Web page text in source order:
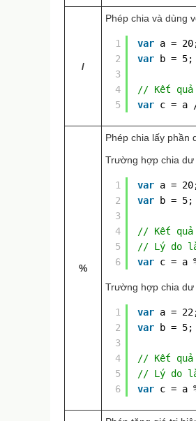
/
Phép chia và dùng
1
2
3
4
5
var a =
var
b = 5;
// Kết
var c = a
%
Phép chia lấy phần
Trường hợp chia dư
1
2
3
4
5
6
var a =
var
b = 5;
// Kết
// Lý do
var c = a
Trường hợp chia dư
1
2
3
4
5
6
var a =
var
b = 5;
// Kết
// Lý do
var c = a